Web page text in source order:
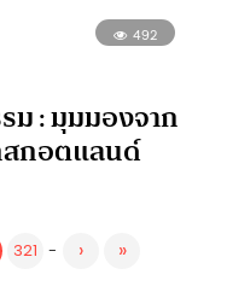
492
: มุมมองจาก
สกอตแลนด์
321 - › »